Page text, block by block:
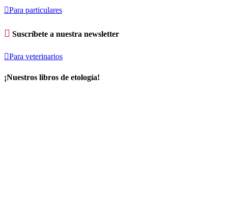
Para particulares
 Suscríbete a nuestra newsletter
Para veterinarios
¡Nuestros libros de etología!